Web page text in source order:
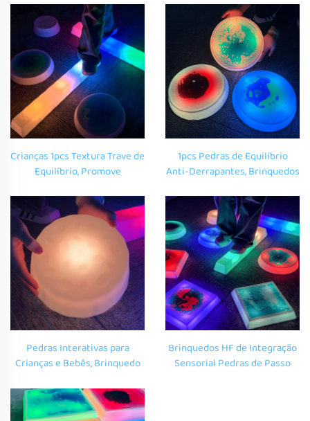
Crianças 1pcs Textura Trave de
Equilíbrio, Promove
Sensoriais para Autismo,
Equipamento de Integração
Sensorial Pedras para
Caminhar
1pcs Pedras de Equilíbrio
Anti-Derrapantes, Brinquedos
Coordenação, Pedras que
Brilham ao Toque para
Crianças
Pedras Interativas para
Crianças e Bebês, Brinquedo
Equilíbrio que Brilham, Pedras
que Brilham ao Toque
Brinquedos HF de Integração
Sensorial Pedras de Passo